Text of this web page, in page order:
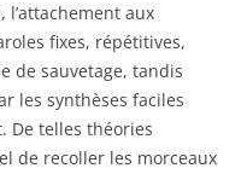
l’attachement aux
fixes, répétitives,
de sauvetage, tandis
les synthèses faciles
De telles théories
de recoller les morceaux